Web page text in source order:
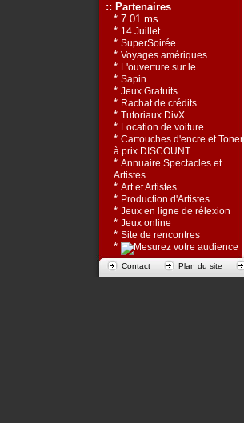
:: Partenaires
* 7.01 ms
* 14 Juillet
* SuperSoirée
* Voyages amériques
* L'ouverture sur le...
* Sapin
* Jeux Gratuits
* Rachat de crédits
* Tutoriaux DivX
* Location de voiture
* Cartouches d'encre et Toners
à prix DISCOUNT
* Annuaire Spectacles et
Artistes
* Art et Artistes
* Production d'Artistes
* Jeux en ligne de rélexion
* Jeux online
* Site de rencontres
*
Contact Plan du site